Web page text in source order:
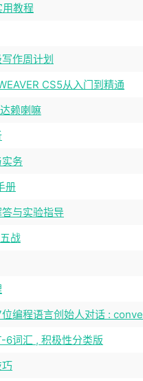
教程
作周计划
CS5从入门到精通
赖喇嘛
务
册
与实验指导
战
编程语言创始人对话 : conve
6词汇 , 积极性分类版